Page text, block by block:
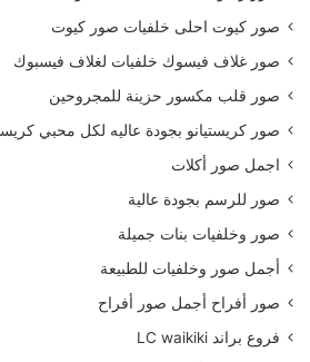
صور كيوت احلى خلفيات صور كيوت
صور غلاف فيسوك خلفيات لغلاف فيسبوك
صور قلب مكسور حزينة للمجروحين
صور كريستيانو بجودة عاليه لكل محبي
اجمل صور أكلات
صور للرسم بجودة عالية
صور وخلفيات بنات جميلة
أجمل صور وخلفيات للطبيعة
صور أفراح أجمل صور أفراح
فروع براند LC waikiki